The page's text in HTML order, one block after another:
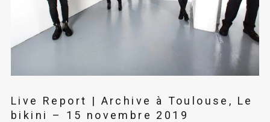
Live Report | Archive à Toulouse, Le
bikini – 15 novembre 2019